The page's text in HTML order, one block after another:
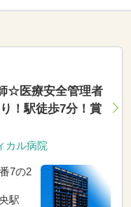
☆医療安全管理者
！駅徒歩7分！賞
ル病院
7の2
駅